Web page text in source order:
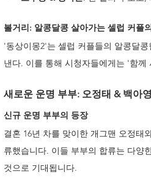
볼거리: 알콩달콩 살아가는 셀럽 커플
'동상이몽2'는 셀럽 커플들의 알콩달
낸다. 이를 통해 시청자들에게는 '함
새로운 운명 부부: 오정태 & 백아영
신규 운명 부부의 등장
결혼 16년 차를 맞이한 개그맨 오정태
류했습니다. 이들 부부의 합류는 다양
것으로 기대됩니다.